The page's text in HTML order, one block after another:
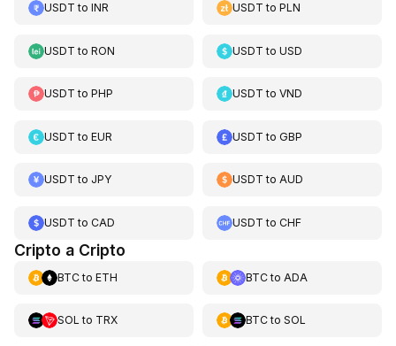
USDT to INR USDT toPLN
USDT to RON USDT toUSD
USDT to PHP USDT toVND
USDT to EUR USDT toGBP
USDT to JPY USDT toAUD
USDT to CAD USDT toCHF
Cripto a Cripto
BTCto ETH BTCto ADA
SOL to TRX BTCto SOL